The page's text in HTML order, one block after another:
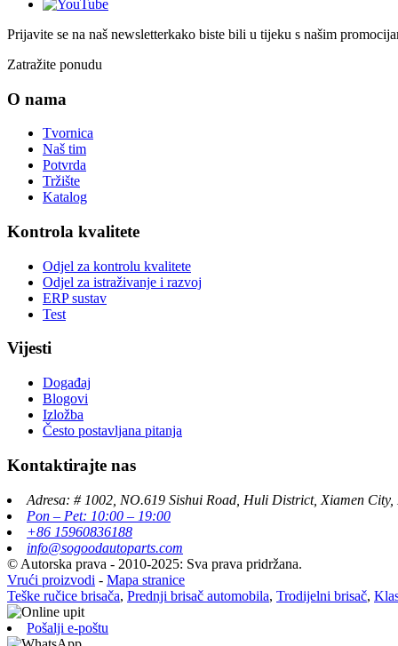
Prijavite se na naš newsletterkako biste bili u tijeku s našim
Zatražite ponudu
O nama
Tvornica
Naš tim
Potvrda
Tržište
Katalog
Kontrola kvalitete
Odjel za kontrolu kvalitete
Odjel za istraživanje i razvoj
ERP sustav
Test
Vijesti
Događaj
Blogovi
Izložba
Često postavljana pitanja
Kontaktirajte nas
Adresa: # 1002, NO.619 Sishui Road, Huli District, Xiamen City,
Pon – Pet: 10:00 – 19:00
+86 15960836188
info@sogoodautoparts.com
© Autorska prava - 2010-2025: Sva prava pridržana.
Vrući proizvodi - Mapa stranice
Teške ručice brisača, Prednji brisač automobila, Trodijelni brisač,
Pošalji e-poštu